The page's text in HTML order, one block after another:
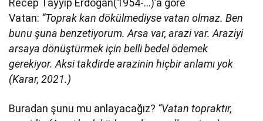
Recep Tayyip Erdoğan(1954-…)’a göre
Vatan: “Toprak kan dökülmediyse vatan olmaz. Ben
bunu şuna benzetiyorum. Arsa var, arazi var. Araziyi
arsaya dönüştürmek için belli bedel ödemek
gerekiyor. Aksi takdirde arazinin hiçbir anlamı yok
(Karar, 2021.)
Buradan şunu mu anlayacağız? “Vatan topraktır,